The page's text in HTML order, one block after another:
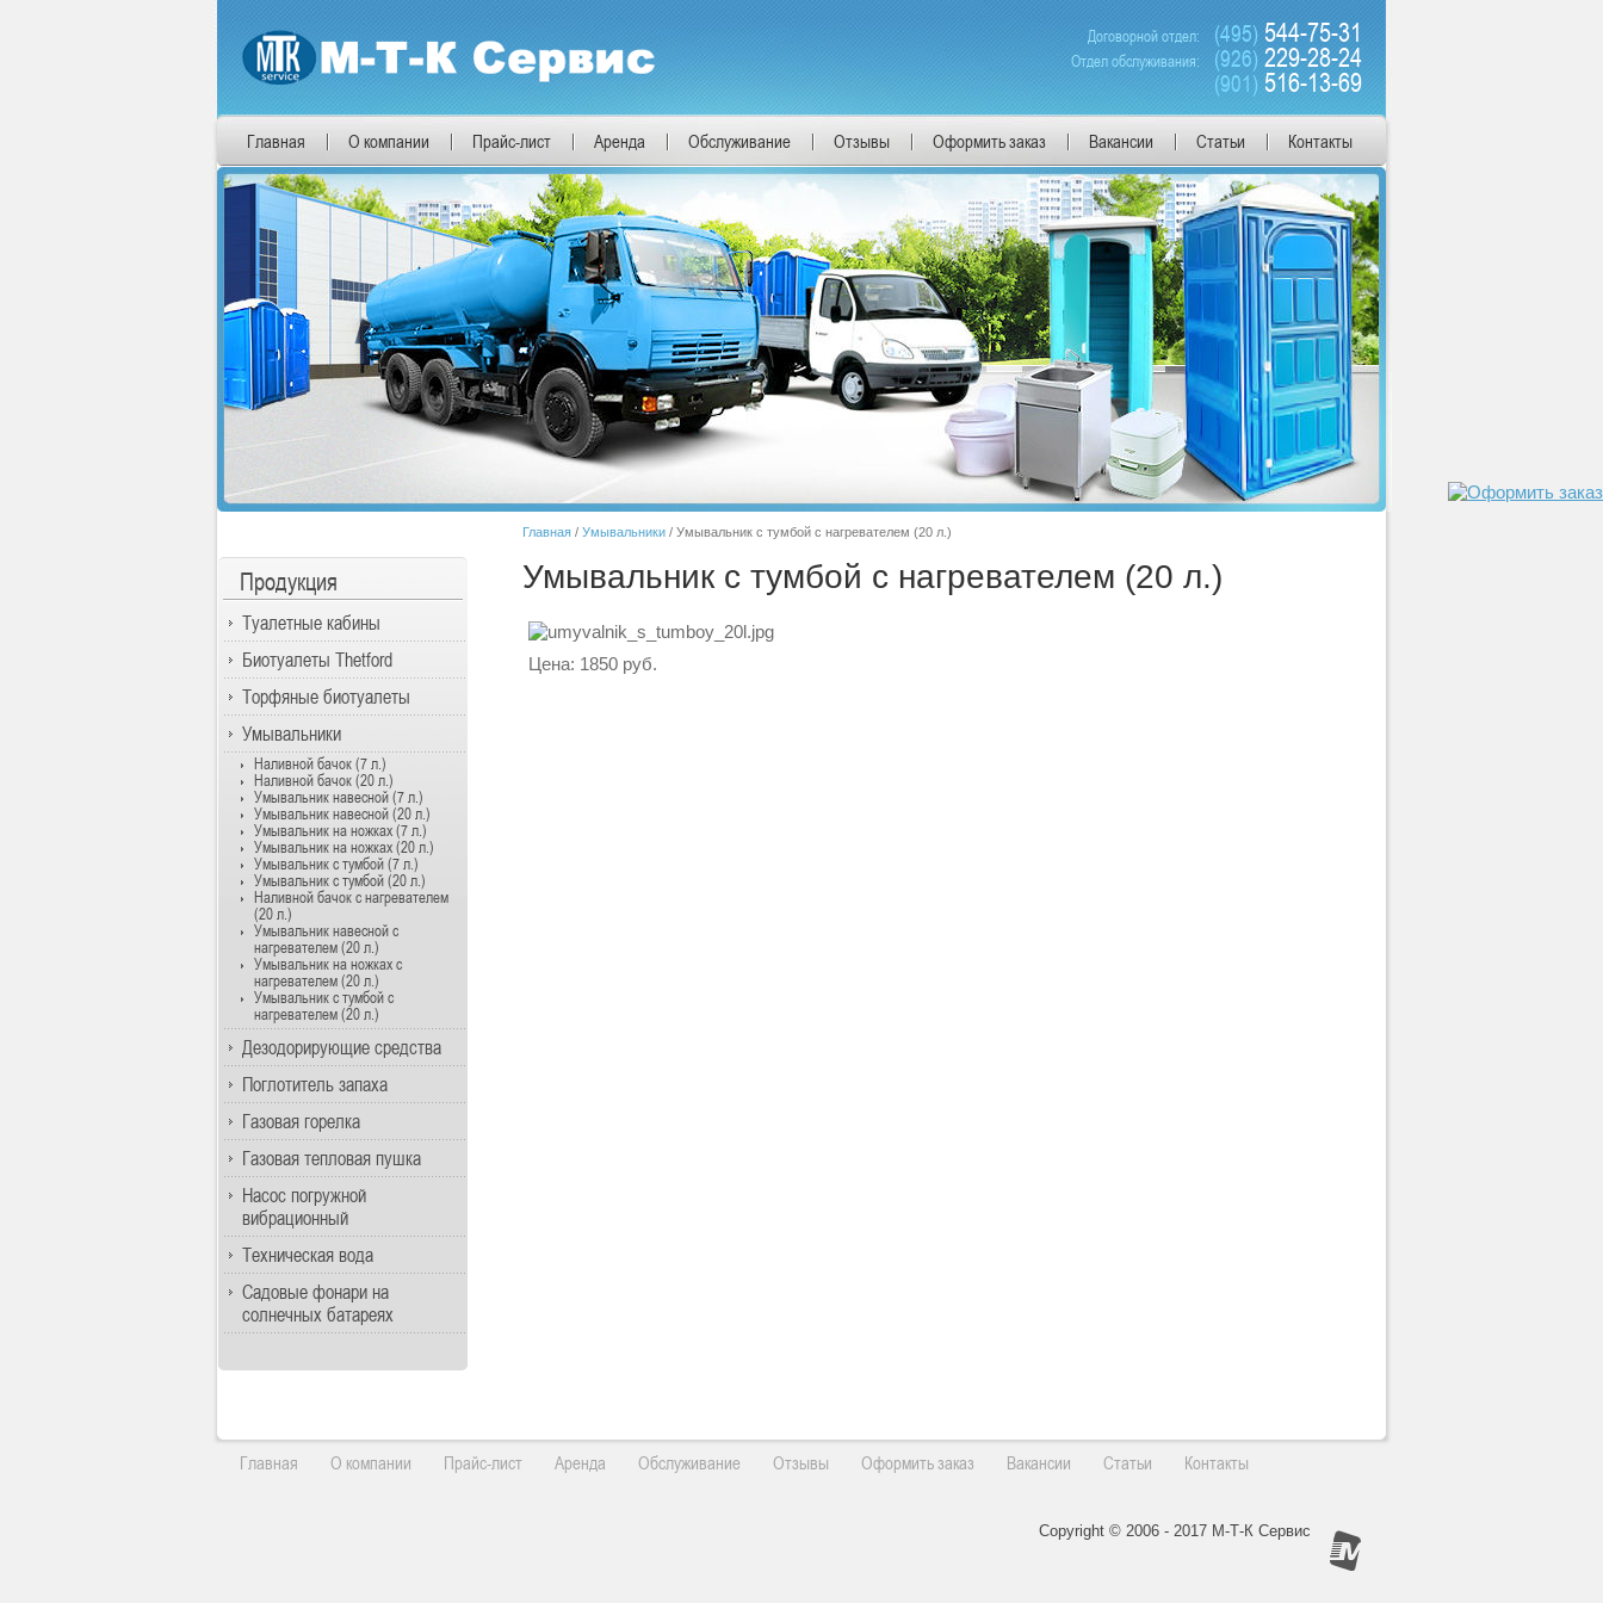
Договорной отдел: (495) 544-75-31
Отдел обслуживания: (926) 229-28-24
(901) 516-13-69
Главная О компании Прайс-лист Аренда Обслуживание Отзывы Оформить заказ Вакансии Статьи Контакты
Главная / Умывальники / Умывальник с тумбой с нагревателем (20 л.)
Умывальник с тумбой с нагревателем (20 л.)
Цена: 1850 руб.
Продукция
Туалетные кабины
Биотуалеты Thetford
Торфяные биотуалеты
Умывальники
Наливной бачок (7 л.)
Наливной бачок (20 л.)
Умывальник навесной (7 л.)
Умывальник навесной (20 л.)
Умывальник на ножках (7 л.)
Умывальник на ножках (20 л.)
Умывальник с тумбой (7 л.)
Умывальник с тумбой (20 л.)
Наливной бачок с нагревателем
(20 л.)
Умывальник навесной с
нагревателем (20 л.)
Умывальник на ножках с
нагревателем (20 л.)
Умывальник с тумбой с
нагревателем (20 л.)
Дезодорирующие средства
Поглотитель запаха
Газовая горелка
Газовая тепловая пушка
Насос погружной
вибрационный
Техническая вода
Садовые фонари на
солнечных батареях
Copyright © 2006 - 2017 М-Т-К Сервис
Главная О компании Прайс-лист Аренда Обслуживание Отзывы Оформить заказ Вакансии Статьи Контакты